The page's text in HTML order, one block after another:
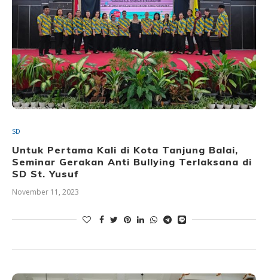
SD
Untuk Pertama Kali di Kota Tanjung Balai,
Seminar Gerakan Anti Bullying Terlaksana di
SD St. Yusuf
November 11, 2023